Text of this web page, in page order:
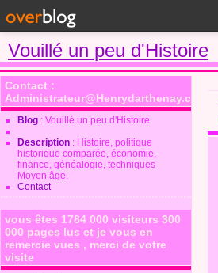
Vouillé un peu d'Histoire
Contact :
Administrateur@Henrydarthenay.com
Blog : Vouillé un peu d'Histoire
Description : Histoire, politique
historique comparée, économie,
finance, généalogie, techniques
Moyen âge,
Contact
vous êtes 1784 000 visiteurs 300
000 pages lus et je vous en
remercie vues , merci de votre
visite